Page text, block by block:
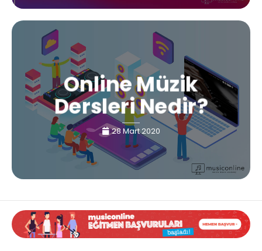
Online Müzik
Dersleri Nedir?
28 Mart 2020